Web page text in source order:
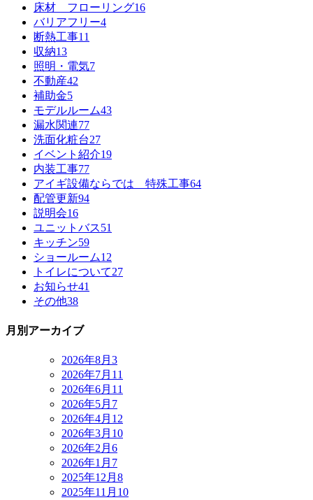
床材 フローリング16
バリアフリー4
断熱工事11
収納13
照明・電気7
不動産42
補助金5
モデルルーム43
漏水関連77
洗面化粧台27
イベント紹介19
内装工事77
アイギ設備ならでは 特殊工事64
配管更新94
説明会16
ユニットバス51
キッチン59
ショールーム12
トイレについて27
お知らせ41
その他38
月別アーカイブ
2026年8月 3
2026年7月 11
2026年6月 11
2026年5月 7
2026年4月 12
2026年3月 10
2026年2月 6
2026年1月 7
2025年12月 8
2025年11月 10